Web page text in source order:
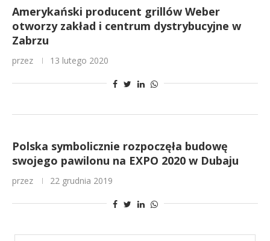
Amerykański producent grillów Weber
otworzy zakład i centrum dystrybucyjne w
Zabrzu
przez 13 lutego 2020
Polska symbolicznie rozpoczęła budowę
swojego pawilonu na EXPO 2020 w Dubaju
przez 22 grudnia 2019